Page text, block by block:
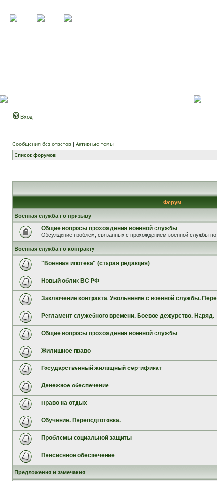
Вход
Сообщения без ответов | Активные темы
Список форумов
Форум
Военная служба по призыву
Общие вопросы прохождения военной службы
Обсуждение проблем, связанных с прохождением военной службы по
Военная служба по контракту
"Военная ипотека" (старая редакция)
Новый облик ВС РФ
Заключение контракта. Увольнение с военной службы.
Регламент служебного времени. Боевое дежурство. Наряд.
Общие вопросы прохождения военной службы
Жилищное право
Государственный жилищный сертификат
Денежное обеспечение
Право на отдых
Обучение. Переподготовка.
Проблемы социальной защиты
Пенсионное обеспечение
Предложения и замечания